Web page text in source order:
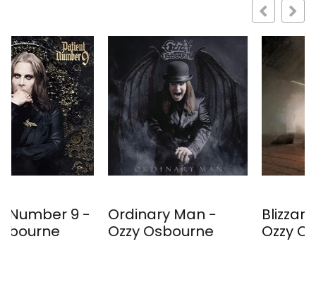
Ordinary Man -
Ozzy Osbourne
Blizzard Of Ozz -
Ozzy Osbourne